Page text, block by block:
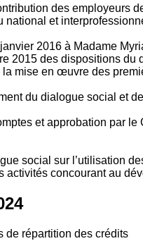
des employeurs
et
2016 à Madame
2015 des dispositions
mise en œuvre des
du dialogue social et de
et approbation par
social sur l’utilisation
concourant au
de répartition des crédits